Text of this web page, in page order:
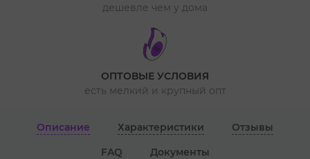
дешевле чем у дома
ОПТОВЫЕ УСЛОВИЯ
есть мелкий и крупный опт
Описание Характеристики
Отзывы
FAQ
Документы